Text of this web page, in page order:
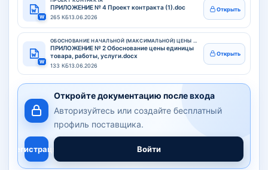
W
ПРИЛОЖЕНИЕ № 4 Проект контракта (1).doc
265 КБ13.06.2026
Открыть
W
ОБОСНОВАНИЕ НАЧАЛЬНОЙ (МАКСИМАЛЬНОЙ) ЦЕНЫ КОНТРАКТА
ПРИЛОЖЕНИЕ № 2 Обоснование цены единицы
товара, работы, услуги.docx
133 КБ13.06.2026
Открыть
Откройте документацию после входа
Авторизуйтесь или создайте бесплатный
профиль поставщика.
Регистрация Войти